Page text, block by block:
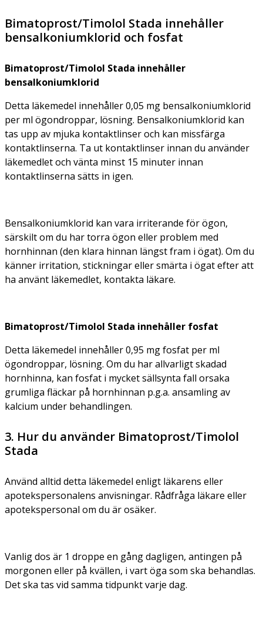
Bimatoprost/Timolol Stada innehåller
bensalkoniumklorid och fosfat
Bimatoprost/Timolol Stada innehåller
bensalkoniumklorid
Detta läkemedel innehåller 0,05 mg bensalkoniumklorid
per ml ögondroppar, lösning. Bensalkoniumklorid kan
tas upp av mjuka kontaktlinser och kan missfärga
kontaktlinserna. Ta ut kontaktlinser innan du använder
läkemedlet och vänta minst 15 minuter innan
kontaktlinserna sätts in igen.
Bensalkoniumklorid kan vara irriterande för ögon,
särskilt om du har torra ögon eller problem med
hornhinnan (den klara hinnan längst fram i ögat). Om du
känner irritation, stickningar eller smärta i ögat efter att
ha använt läkemedlet, kontakta läkare.
Bimatoprost/Timolol Stada innehåller fosfat
Detta läkemedel innehåller 0,95 mg fosfat per ml
ögondroppar, lösning. Om du har allvarligt skadad
hornhinna, kan fosfat i mycket sällsynta fall orsaka
grumliga fläckar på hornhinnan p.g.a. ansamling av
kalcium under behandlingen.
3. Hur du använder Bimatoprost/Timolol
Stada
Använd alltid detta läkemedel enligt läkarens eller
apotekspersonalens anvisningar. Rådfråga läkare eller
apotekspersonal om du är osäker.
Vanlig dos är 1 droppe en gång dagligen, antingen på
morgonen eller på kvällen, i vart öga som ska behandlas.
Det ska tas vid samma tidpunkt varje dag.